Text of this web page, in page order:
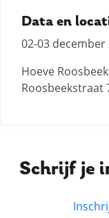
Data en
02-03 december
Hoeve Roosbeek
Roosbeekstraat
Schrijf je